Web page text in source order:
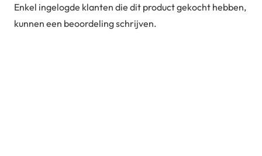
Enkel ingelogde klanten die dit product gekocht hebben,
kunnen een beoordeling schrijven.